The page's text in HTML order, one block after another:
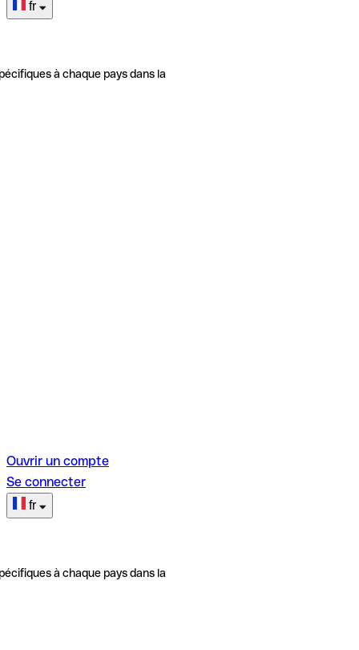
fr
à chaque pays dans la
Ouvrir un compte
Se connecter
fr
à chaque pays dans la